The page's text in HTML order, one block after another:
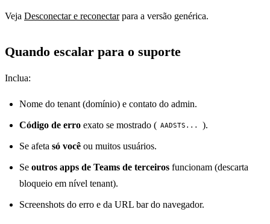
Veja Desconectar e reconectarpara a versão genérica.
Quando escalar para o suporte
Inclua:
Nome do tenant (domínio) e contato do admin.
Código de erro exato se mostrado ( AADSTS... ).
Se afeta só você ou muitos usuários.
Se outros apps de Teams de terceiros funcionam (descarta
bloqueio em nível tenant).
Screenshots do erro e da URL bar do navegador.